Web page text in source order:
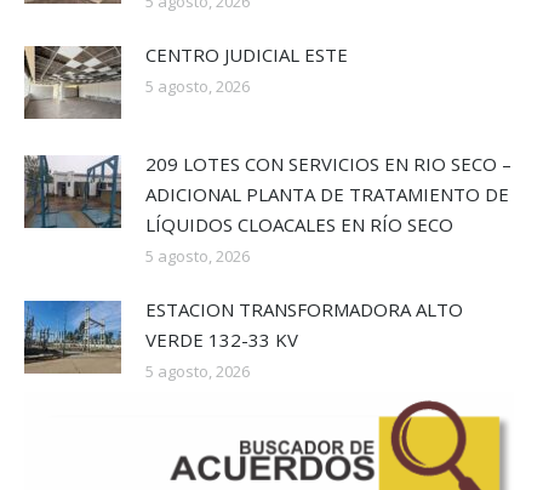
CENTRO JUDICIAL ESTE
5 agosto, 2026
209 LOTES CON SERVICIOS EN RIO SECO –
ADICIONAL PLANTA DE TRATAMIENTO DE
LÍQUIDOS CLOACALES EN RÍO SECO
5 agosto, 2026
ESTACION TRANSFORMADORA ALTO
VERDE 132-33 KV
5 agosto, 2026